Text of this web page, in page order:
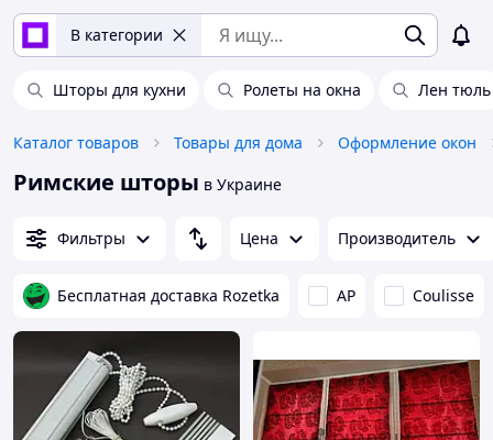
В категории
Шторы для кухни Ролеты на окна Лен тюль
Каталог товаров Товары для дома Оформление окон
Римские шторы в Украине
Фильтры Цена Производитель
Бесплатная доставка Rozetka AP Coulisse